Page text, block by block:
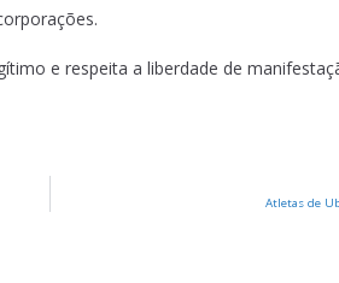
e respeita a liberdade de
Atletas de